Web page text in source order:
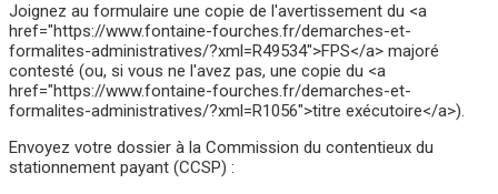
Joignez au formulaire une copie de l'avertissement du <a
href="https://www.fontaine-fourches.fr/demarches-et-
formalites-administratives/?xml=R49534">FPS</a> majoré
contesté (ou, si vous ne l'avez pas, une copie du <a
href="https://www.fontaine-fourches.fr/demarches-et-
formalites-administratives/?xml=R1056">titre exécutoire</a>).
Envoyez votre dossier à la Commission du contentieux du
stationnement payant (CCSP) :